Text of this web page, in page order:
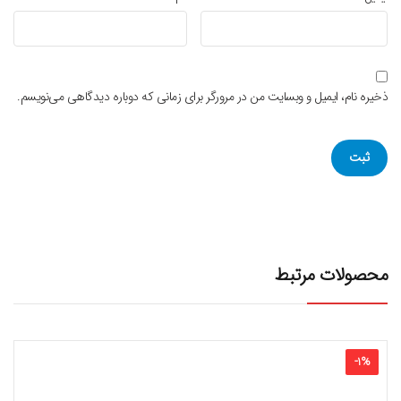
ذخیره نام، ایمیل و وبسایت من در مرورگر برای زمانی که دوباره دیدگاهی می‌نویسم.
محصولات مرتبط
-1%